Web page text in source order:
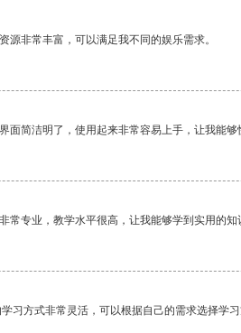
源非常丰富，可以满足我不同的娱乐需求。
面简洁明了，使用起来非常容易上手，让我能够
常专业，教学水平很高，让我能够学到实用的知
习方式非常灵活，可以根据自己的需求选择学